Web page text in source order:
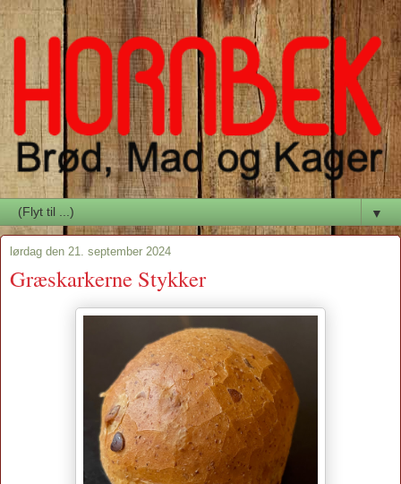
▼
lørdag den 21. september 2024
Græskarkerne Stykker